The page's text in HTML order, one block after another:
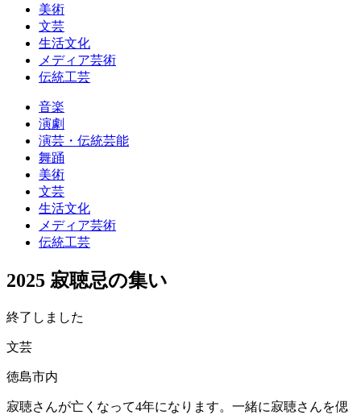
美術
文芸
生活文化
メディア芸術
伝統工芸
音楽
演劇
演芸・伝統芸能
舞踊
美術
文芸
生活文化
メディア芸術
伝統工芸
2025 寂聴忌の集い
終了しました
文芸
徳島市内
寂聴さんが亡くなって4年になります。一緒に寂聴さんを偲